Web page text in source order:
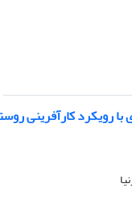
رویکرد کارآفرینی